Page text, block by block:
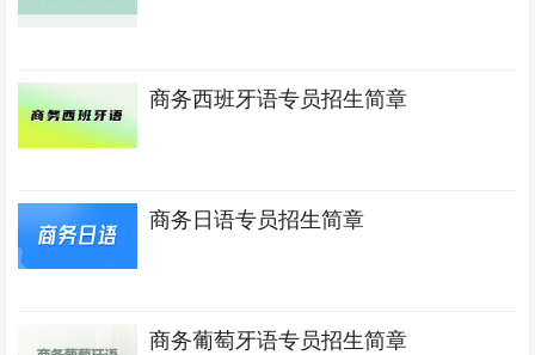
商务西班牙语专员招生简章
商务日语专员招生简章
商务葡萄牙语专员招生简章